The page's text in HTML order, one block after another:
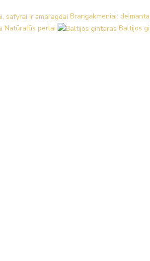
Brangakmeniai:
Natūralūs perlai Baltijos